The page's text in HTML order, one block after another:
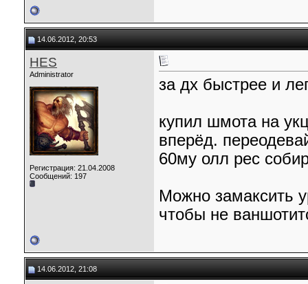
14.06.2012, 20:53
HES
Administrator
Регистрация: 21.04.2008
Сообщений: 197
за дх быстрее и
купил шмота на
вперёд.
60му олл рес
Можно замаксить
чтобы не
14.06.2012, 21:08